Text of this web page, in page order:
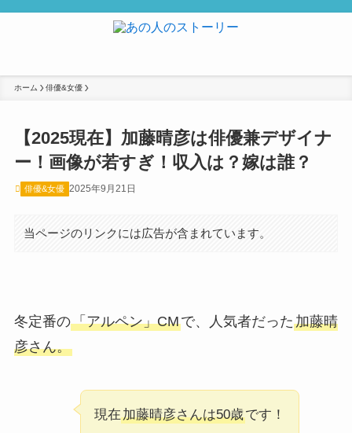
ホーム 俳優&女優
【2025現在】加藤晴彦は俳優兼デザイナ
ー！画像が若すぎ！収入は？嫁は誰？
俳優&女優 2025年9月21日
当ページのリンクには広告が含まれています。
冬定番の「アルペン」CMで、人気者だった加藤晴
彦さん。
現在加藤晴彦さんは50歳です！